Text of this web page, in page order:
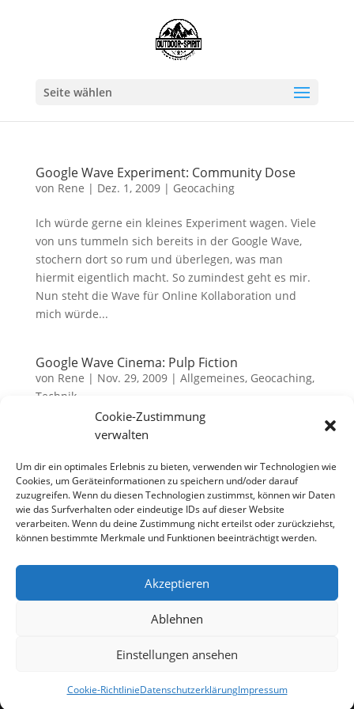
Cookie-Zustimmung
verwalten
Um dir ein optimales Erlebnis zu bieten, verwenden wir Technologien wie
Cookies, um Geräteinformationen zu speichern und/oder darauf
zuzugreifen. Wenn du diesen Technologien zustimmst, können wir Daten
wie das Surfverhalten oder eindeutige IDs auf dieser Website
verarbeiten. Wenn du deine Zustimmung nicht erteilst oder zurückziehst,
können bestimmte Merkmale und Funktionen beeinträchtigt werden.
Akzeptieren
Ablehnen
Einstellungen ansehen
Cookie-RichtlinieDatenschutzerklärungImpressum
Seite wählen
Google Wave Experiment: Community Dose
von Rene | Dez. 1, 2009| Geocaching
Ich würde gerne ein kleines Experiment wagen. Viele
von uns tummeln sich bereits in der Google Wave,
stochern dort so rum und überlegen, was man
hiermit eigentlich macht. So zumindest geht es mir.
Nun steht die Wave für Online Kollaboration und
mich würde...
Google Wave Cinema: Pulp Fiction
von Rene | Nov. 29, 2009| Allgemeines, Geocaching,
Technik
Eine Welle schwappt derzeit durch die Online Welt –
wenig am Schauen und Herumprobieren und ich
muss sagen, dass ich schon Potential in dem
Konzept sehe. Mittlerweile sind auch etliche
Geocacher mit am Start...
Datenschutzerklärung
Impressum
Cookie-Richtlinie (EU)
WordPress